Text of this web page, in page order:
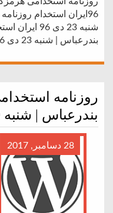
96ایران استخدام
شنبه 23 دی
بندرعباس | شنبه 23 دی 96
روزنامه
بندرعباس | شنبه 9 دی 96
28 دسامبر, 2017